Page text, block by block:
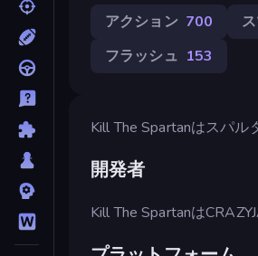
アクション 700
フラッシュ 153
Kill The Spartanはスパル
開発者
Kill The Spartanは